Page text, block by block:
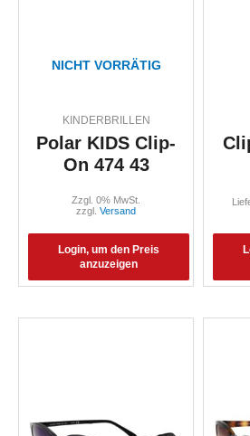
NICHT VORRÄTIG
KINDERBRILLEN
Polar KIDS Clip-
On 474 43
Login, um den Preis
anzuzeigen
Zzgl. 0% MwSt.
zzgl. Versand